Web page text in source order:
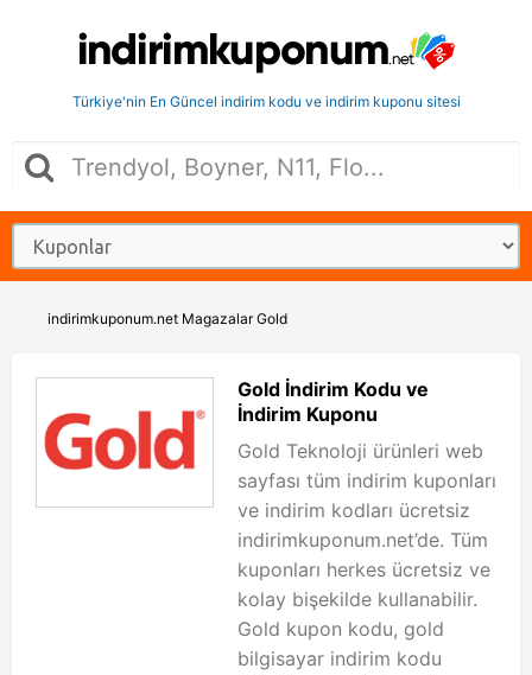
Türkiye'nin En Güncel indirim kodu ve indirim kuponu sitesi
indirimkuponum.net Magazalar Gold
Gold İndirim Kodu ve
İndirim Kuponu
Gold Teknoloji ürünleri web
sayfası tüm indirim kuponları
ve indirim kodları ücretsiz
indirimkuponum.net’de. Tüm
kuponları herkes ücretsiz ve
kolay bişekilde kullanabilir.
Gold kupon kodu, gold
bilgisayar indirim kodu